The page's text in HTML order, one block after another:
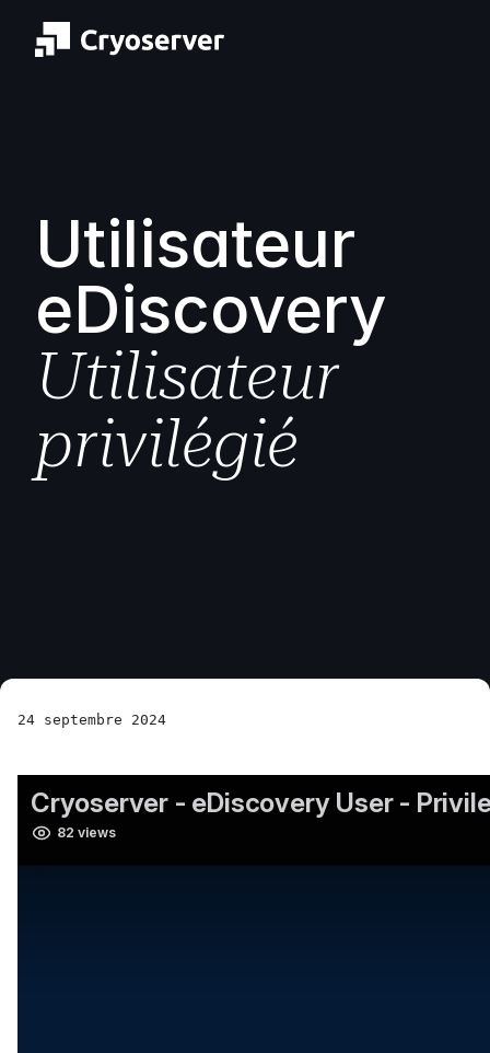
Utilisateur
eDiscovery
Utilisateur
privilégié
24 septembre 2024